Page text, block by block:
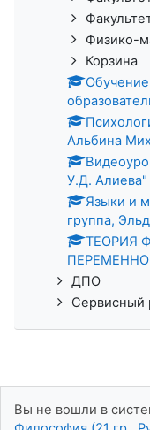
Физико-
Корзина
Альбина
У.Д. Алиева"
Языки и
группа,
ТЕОРИЯ
ДПО
Сервисный
Вы не вошли в